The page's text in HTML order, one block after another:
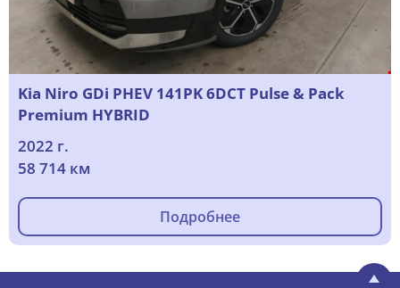
Kia Niro GDi PHEV 141PK 6DCT Pulse & Pack
Premium HYBRID
2022 г.
58 714 км
Подробнее